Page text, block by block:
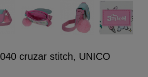
cruzar stitch, UNICO